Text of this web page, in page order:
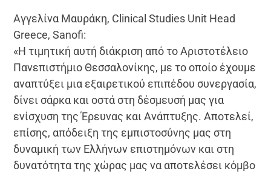
Αγγελίνα Μαυράκη, Clinical Studies Unit Head
Greece, Sanofi:
«Η τιμητική αυτή διάκριση από το Αριστοτέλειο
Πανεπιστήμιο Θεσσαλονίκης, με το οποίο έχουμε
αναπτύξει μια εξαιρετικού επιπέδου συνεργασία,
δίνει σάρκα και οστά στη δέσμευσή μας για
ενίσχυση της Έρευνας και Ανάπτυξης. Αποτελεί,
επίσης, απόδειξη της εμπιστοσύνης μας στη
δυναμική των Ελλήνων επιστημόνων και στη
δυνατότητα της χώρας μας να αποτελέσει κόμβο